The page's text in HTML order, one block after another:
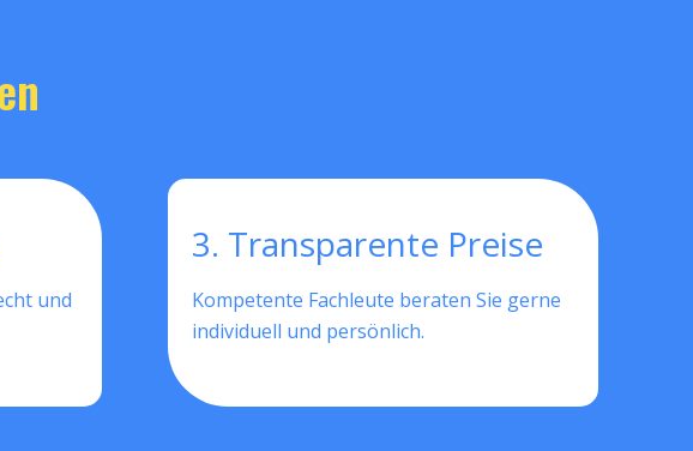
und
3. Transparente Preise
Kompetente Fachleute beraten Sie gerne
individuell und persönlich.